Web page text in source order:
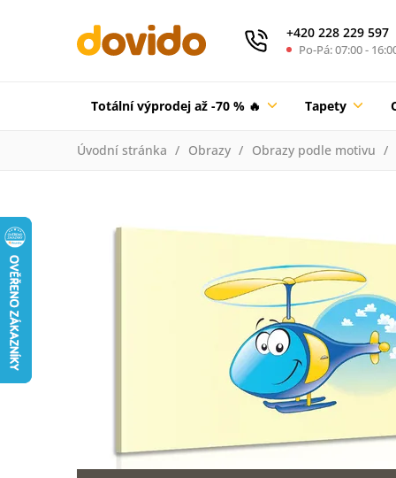
+420 228 229 597
Po-Pá: 07:00 -
Totální výprodej až -70 % 🔥 Tapety
Úvodní stránka Obrazy Obrazy podle motivu